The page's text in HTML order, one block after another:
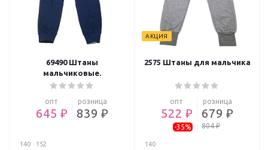
69490 Штаны
мальчиковые.
опт
645 ₽
розница
839 ₽
140 152
АКЦИЯ
2575 Штаны для мальчика
опт
522 ₽
-35%
розница
679 ₽
804 ₽
140